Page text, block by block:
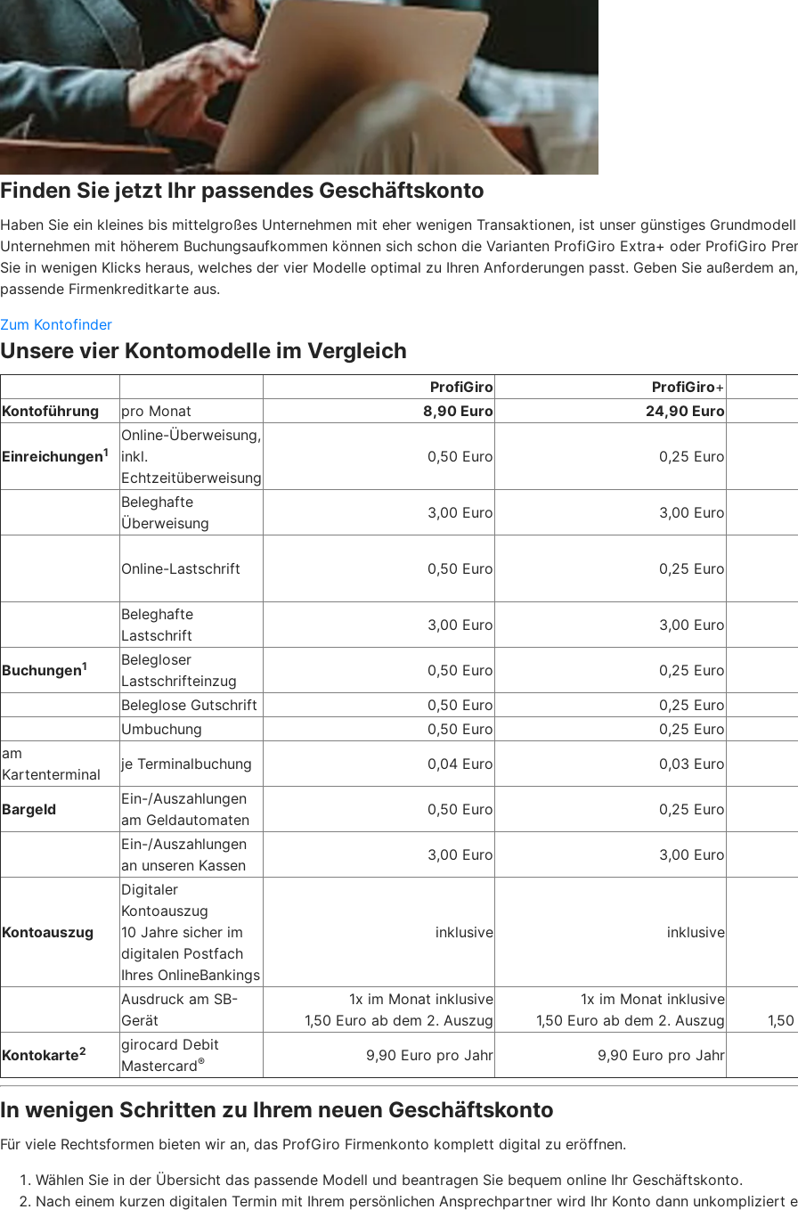
Finden Sie jetzt Ihr passendes Geschäftskonto
Haben Sie ein kleines bis mittelgroßes Unternehmen mit eher wenigen Transaktionen, ist unser günstiges
Unternehmen mit höherem Buchungsaufkommen können sich schon die Varianten ProfiGiro Extra+ oder ProfiGiro
Sie in wenigen Klicks heraus, welches der vier Modelle optimal zu Ihren Anforderungen passt. Geben Sie außerdem
passende Firmenkreditkarte aus.
Zum Kontofinder
Unsere vier Kontomodelle im Vergleich
ProfiGiro ProfiGiro+
Kontoführung
pro Monat 8,90 Euro 24,90 Euro
Einreichungen1
Online-Überweisung,
inkl.
Echtzeitüberweisung
0,50 Euro 0,25 Euro
Beleghafte
Überweisung
3,00 Euro 3,00 Euro
Online-Lastschrift 0,50 Euro 0,25 Euro
Beleghafte
Lastschrift
3,00 Euro 3,00 Euro
Buchungen1
Belegloser
Lastschrifteinzug
0,50 Euro
0,25 Euro
Beleglose Gutschrift
0,50 Euro
0,25 Euro
Umbuchung
0,50 Euro
0,25 Euro
am
Kartenterminal
je Terminalbuchung 0,04 Euro 0,03 Euro
Bargeld
Ein-/Auszahlungen
am Geldautomaten
0,50 Euro
0,25 Euro
Ein-/Auszahlungen
an unseren Kassen
3,00 Euro 3,00 Euro
Kontoauszug
Digitaler
Kontoauszug
10 Jahre sicher im
digitalen Postfach
Ihres OnlineBankings
inklusive inklusive
Ausdruck am SB-
Gerät
1x im Monat inklusive
1,50 Euro ab dem 2. Auszug
1x im Monat inklusive
1,50 Euro ab dem 2. Auszug
Kontokarte2
girocard Debit
Mastercard® 9,90 Euro pro Jahr 9,90 Euro pro Jahr
In wenigen Schritten zu Ihrem neuen Geschäftskonto
Für viele Rechtsformen bieten wir an, das ProfGiro Firmenkonto komplett digital zu eröffnen.
Wählen Sie in der Übersicht das passende Modell und beantragen Sie bequem online Ihr Geschäftskonto.
Nach einem kurzen digitalen Termin mit Ihrem persönlichen Ansprechpartner wird Ihr Konto dann unkompliziert